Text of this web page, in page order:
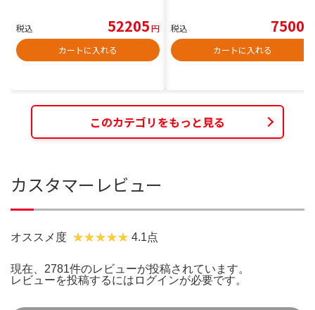
税込 52205円
カートに入れる
税込 7500
カートに入れる
このカテゴリをもっと見る
カスタマーレビュー
オススメ度 4.1点
現在、2781件のレビューが投稿されています。
レビューを投稿するには ログインが必要です。